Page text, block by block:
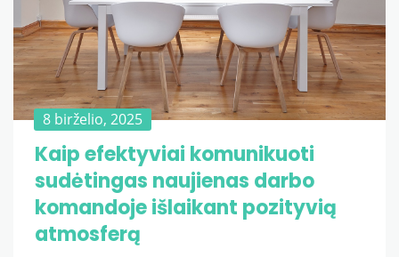
8 birželio, 2025
Kaip efektyviai komunikuoti
sudėtingas naujienas darbo
komandoje išlaikant pozityvią
atmosferą